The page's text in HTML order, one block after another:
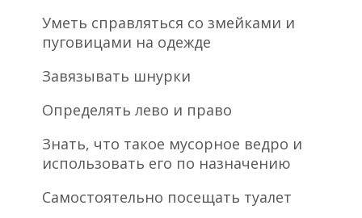
Уметь справляться со змейками и
пуговицами на одежде
Завязывать шнурки
Определять лево и право
Знать, что такое мусорное ведро и
использовать его по назначению
Самостоятельно посещать туалет